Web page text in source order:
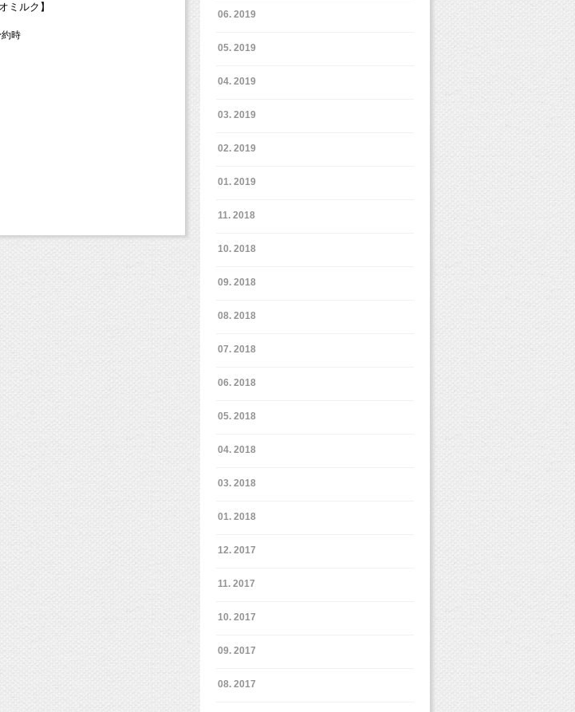
ミルク】
時
6. 2019
5. 2019
4. 2019
3. 2019
2. 2019
1. 2019
11. 2018
10. 2018
9. 2018
8. 2018
7. 2018
6. 2018
5. 2018
4. 2018
3. 2018
1. 2018
12. 2017
11. 2017
10. 2017
9. 2017
8. 2017